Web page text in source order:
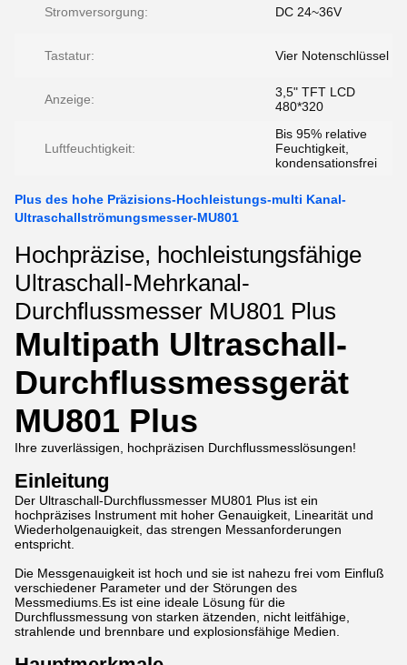
Stromversorgung: DC 24~36V
Tastatur: Vier Notenschlüssel
Anzeige:
3,5" TFT LCD
480*320
Luftfeuchtigkeit:
Bis 95% relative
Feuchtigkeit,
kondensationsfrei
Plus des hohe Präzisions-Hochleistungs-multi Kanal-
Ultraschallströmungsmesser-MU801
Hochpräzise, hochleistungsfähige
Ultraschall-Mehrkanal-
Durchflussmesser MU801 Plus
Multipath Ultraschall-
Durchflussmessgerät
MU801 Plus
Ihre zuverlässigen, hochpräzisen Durchflussmesslösungen!
Einleitung
Der Ultraschall-Durchflussmesser MU801 Plus ist ein
hochpräzises Instrument mit hoher Genauigkeit, Linearität und
Wiederholgenauigkeit, das strengen Messanforderungen
entspricht.
Die Messgenauigkeit ist hoch und sie ist nahezu frei vom Einfluß
verschiedener Parameter und der Störungen des
Messmediums.Es ist eine ideale Lösung für die
Durchflussmessung von starken ätzenden, nicht leitfähige,
strahlende und brennbare und explosionsfähige Medien.